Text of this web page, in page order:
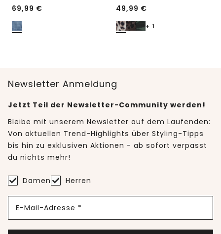
69,99 € 49,99 €
+ 1
Newsletter Anmeldung
Jetzt Teil der Newsletter-Community werden!
Bleibe mit unserem Newsletter auf dem Laufenden:
Von aktuellen Trend-Highlights über Styling-Tipps
bis hin zu exklusiven Aktionen - ab sofort verpasst
du nichts mehr!
Damen Herren
E-Mail-Adresse *